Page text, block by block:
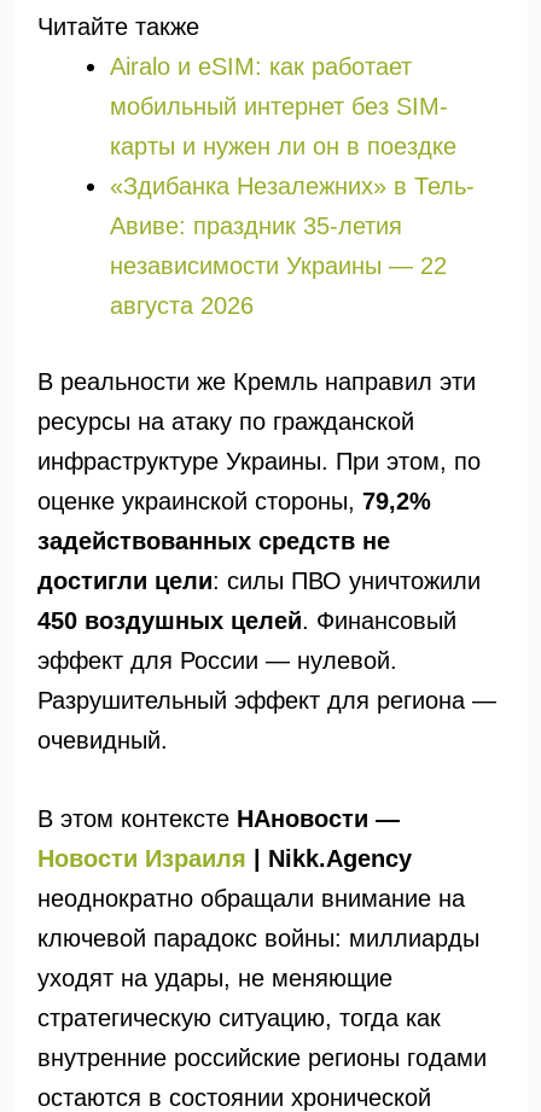
Читайте также
Airalo и eSIM: как работает
мобильный интернет без SIM-
карты и нужен ли он в поездке
«Здибанка Незалежних» в Тель-
Авиве: праздник 35-летия
независимости Украины — 22
августа 2026
В реальности же Кремль направил эти
ресурсы на атаку по гражданской
инфраструктуре Украины. При этом, по
оценке украинской стороны, 79,2%
задействованных средств не
достигли цели: силы ПВО уничтожили
450 воздушных целей. Финансовый
эффект для России — нулевой.
Разрушительный эффект для региона —
очевидный.
В этом контексте НАновости —
Новости Израиля | Nikk.Agency
неоднократно обращали внимание на
ключевой парадокс войны: миллиарды
уходят на удары, не меняющие
стратегическую ситуацию, тогда как
внутренние российские регионы годами
остаются в состоянии хронической